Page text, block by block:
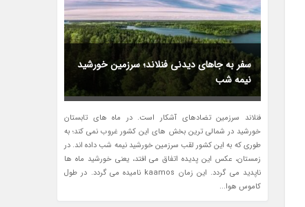
سفر به جاهای دیدنی فنلاند؛ سرزمین خورشید
نیمه شب
فنلاند سرزمین تضادهای آشکار است. در ماه های تابستان
خورشید در شمالی ترین بخش های این کشور غروب نمی کند؛ به
طوری که به این کشور لقب سرزمین خورشید نیمه شب داده اند. در
زمستان، عکس این پدیده اتفاق می افتد، یعنی خورشید ماه ها
ناپدید می گردد. این زمان kaamos نامیده می گردد. در طول
کاموس هوا...